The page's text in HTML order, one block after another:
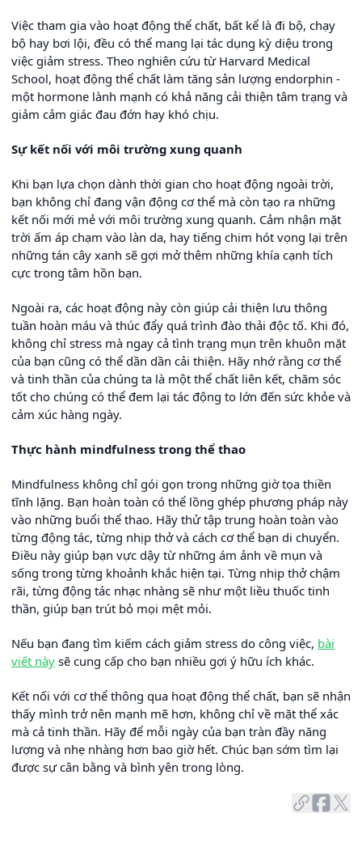
Việc tham gia vào hoạt động thể chất, bất kể là đi bộ, chạy
bộ hay bơi lội, đều có thể mang lại tác dụng kỳ diệu trong
việc giảm stress. Theo nghiên cứu từ Harvard Medical
School, hoạt động thể chất làm tăng sản lượng endorphin -
một hormone lành mạnh có khả năng cải thiện tâm trạng và
giảm cảm giác đau đớn hay khó chịu.
Sự kết nối với môi trường xung quanh
Khi bạn lựa chọn dành thời gian cho hoạt động ngoài trời,
bạn không chỉ đang vận động cơ thể mà còn tạo ra những
kết nối mới mẻ với môi trường xung quanh. Cảm nhận mặt
trời ấm áp chạm vào làn da, hay tiếng chim hót vọng lại trên
những tán cây xanh sẽ gợi mở thêm những khía cạnh tích
cực trong tâm hồn bạn.
Ngoài ra, các hoạt động này còn giúp cải thiện lưu thông
tuần hoàn máu và thúc đẩy quá trình đào thải độc tố. Khi đó,
không chỉ stress mà ngay cả tình trạng mụn trên khuôn mặt
của bạn cũng có thể dần dần cải thiện. Hãy nhớ rằng cơ thể
và tinh thần của chúng ta là một thể chất liên kết, chăm sóc
tốt cho chúng có thể đem lại tác động to lớn đến sức khỏe và
cảm xúc hàng ngày.
Thực hành mindfulness trong thể thao
Mindfulness không chỉ gói gọn trong những giờ tọa thiền
tĩnh lặng. Bạn hoàn toàn có thể lồng ghép phương pháp này
vào những buổi thể thao. Hãy thử tập trung hoàn toàn vào
từng động tác, từng nhịp thở và cách cơ thể bạn di chuyển.
Điều này giúp bạn vực dậy từ những ám ảnh về mụn và
sống trong từng khoảnh khắc hiện tại. Từng nhịp thở chậm
rãi, từng động tác nhạc nhàng sẽ như một liều thuốc tinh
thần, giúp bạn trút bỏ mọi mệt mỏi.
Nếu bạn đang tìm kiếm cách giảm stress do công việc, bài
viết này sẽ cung cấp cho bạn nhiều gợi ý hữu ích khác.
Kết nối với cơ thể thông qua hoạt động thể chất, bạn sẽ nhận
thấy mình trở nên mạnh mẽ hơn, không chỉ về mặt thể xác
mà cả tinh thần. Hãy để mỗi ngày của bạn tràn đầy năng
lượng và nhẹ nhàng hơn bao giờ hết. Chúc bạn sớm tìm lại
được sự cân bằng và bình yên trong lòng.